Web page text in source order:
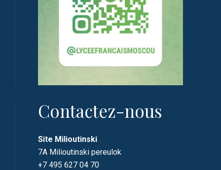
Contactez-nous
Site Milioutinski
7A Milioutinski pereulok
+7 495 627 04 70